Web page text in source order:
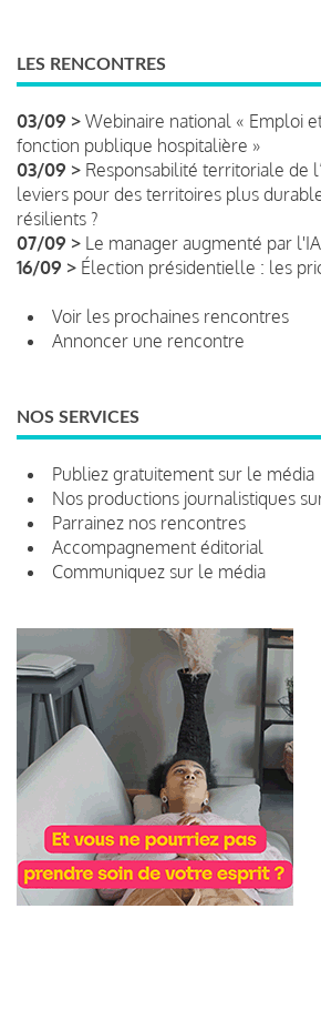
LES RENCONTRES
03/09 > Webinaire national « Emploi
fonction publique hospitalière »
03/09 > Responsabilité territoriale de
leviers pour des territoires plus
résilients ?
07/09 > Le manager augmenté par l'IA
16/09 > Élection présidentielle : les
Voir les prochaines rencontres
Annoncer une rencontre
NOS SERVICES
Publiez gratuitement sur le média
Nos productions journalistiques
Parrainez nos rencontres
Accompagnement éditorial
Communiquez sur le média